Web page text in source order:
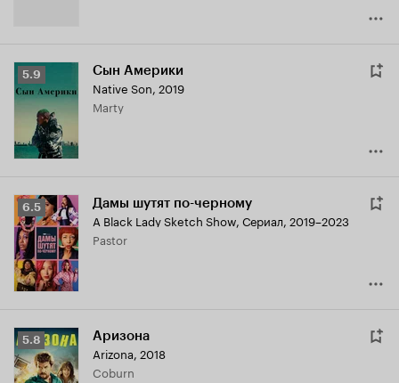
Рейтинг
Кинопоиска
5.9
5.9 Сын Америки
Native Son, 2019
Marty
Рейтинг
Кинопоиска
6.5
6.5 Дамы шутят по-черному
A Black Lady Sketch Show, Сериал, 2019–2023
Pastor
Рейтинг
Кинопоиска
5.8
5.8 Аризона
Arizona, 2018
Coburn